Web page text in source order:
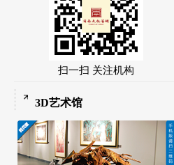
扫一扫 关注机构
3D艺术馆